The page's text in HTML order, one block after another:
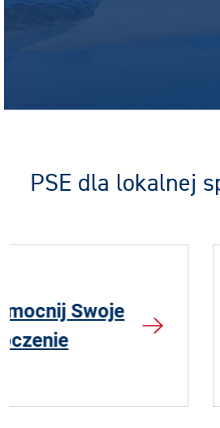
PSE dla lokalnej
Raport
PSE